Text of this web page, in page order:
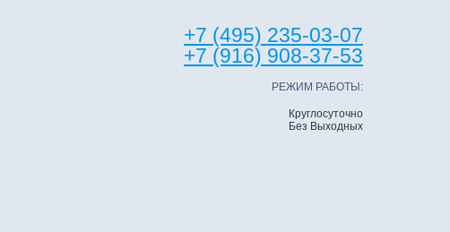
+7 (495) 235-03-07
+7 (916) 908-37-53
РЕЖИМ РАБОТЫ:
Круглосуточно
Без Выходных